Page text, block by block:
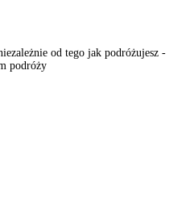
od tego jak podróżujesz -
podróży